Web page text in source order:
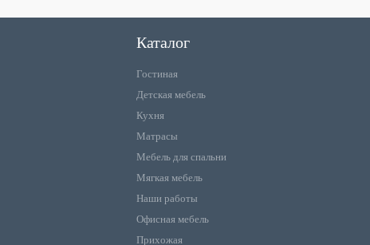
Каталог
Гостиная
Детская мебель
Кухня
Матрасы
Мебель для спальни
Мягкая мебель
Наши работы
Офисная мебель
Прихожая